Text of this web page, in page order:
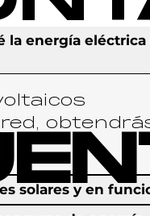
la energía
solares y en